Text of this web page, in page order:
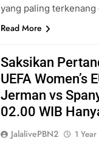
yang paling
Read More
Saksikan
UEFA
Jerman vs
02.00 WIB
JalalivePBN2 1